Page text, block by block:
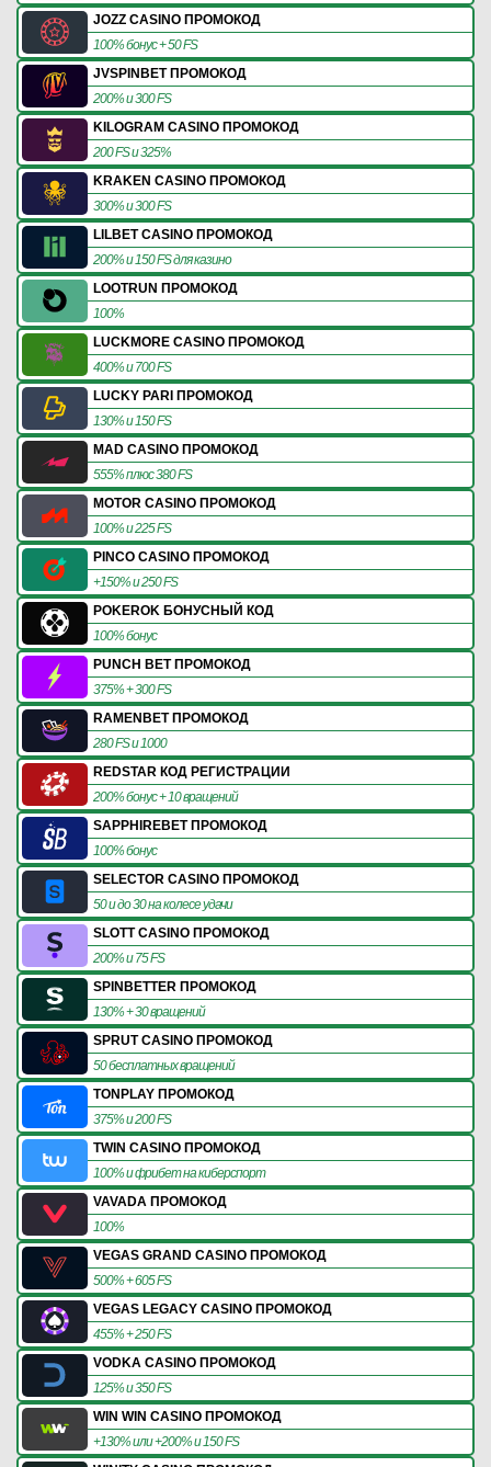
JOZZ CASINO ПРОМОКОД
100% бонус + 50 FS
JVSPINBET ПРОМОКОД
200% и 300 FS
KILOGRAM CASINO ПРОМОКОД
200 FS и 325%
KRAKEN CASINO ПРОМОКОД
300% и 300 FS
LILBET CASINO ПРОМОКОД
200% и 150 FS для казино
LOOTRUN ПРОМОКОД
100%
LUCKMORE CASINO ПРОМОКОД
400% и 700 FS
LUCKY PARI ПРОМОКОД
130% и 150 FS
MAD CASINO ПРОМОКОД
555% плюс 380 FS
MOTOR CASINO ПРОМОКОД
100% и 225 FS
PINCO CASINO ПРОМОКОД
+150% и 250 FS
POKEROK БОНУСНЫЙ КОД
100% бонус
PUNCH BET ПРОМОКОД
375% + 300 FS
RAMENBET ПРОМОКОД
280 FS и 1000
REDSTAR КОД РЕГИСТРАЦИИ
200% бонус + 10 вращений
SAPPHIREBET ПРОМОКОД
100% бонус
SELECTOR CASINO ПРОМОКОД
50 и до 30 на колесе удачи
SLOTT CASINO ПРОМОКОД
200% и 75 FS
SPINBETTER ПРОМОКОД
130% + 30 вращений
SPRUT CASINO ПРОМОКОД
50 бесплатных вращений
TONPLAY ПРОМОКОД
375% и 200 FS
TWIN CASINO ПРОМОКОД
100% и фрибет на киберспорт
VAVADA ПРОМОКОД
100%
VEGAS GRAND CASINO ПРОМОКОД
500% + 605 FS
VEGAS LEGACY CASINO ПРОМОКОД
455% + 250 FS
VODKA CASINO ПРОМОКОД
125% и 350 FS
WIN WIN CASINO ПРОМОКОД
+130% или +200% и 150 FS